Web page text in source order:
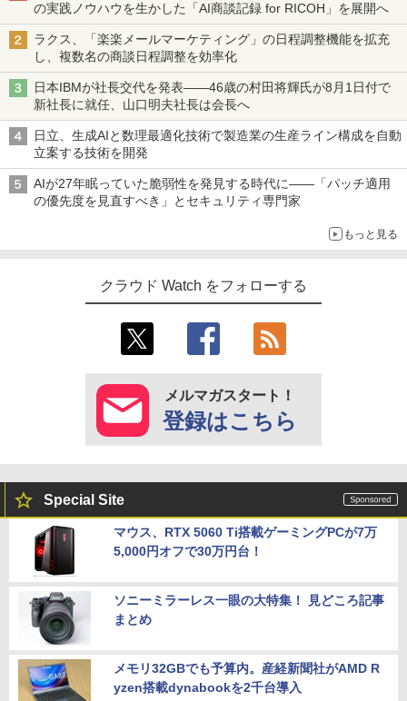
の実践ノウハウを生かした「AI商談記録 for RICOH」を展開へ
ラクス、「楽楽メールマーケティング」の日程調整機能を拡充
し、複数名の商談日程調整を効率化
日本IBMが社長交代を発表――46歳の村田将輝氏が8月1日付で
新社長に就任、山口明夫社長は会長へ
日立、生成AIと数理最適化技術で製造業の生産ライン構成を自動
立案する技術を開発
AIが27年眠っていた脆弱性を発見する時代に――「パッチ適用
の優先度を見直すべき」とセキュリティ専門家
もっと見る
クラウド Watch をフォローする
メルマガスタート！
登録はこちら
Special Site
マウス、RTX 5060 Ti搭載ゲーミングPCが7万
5,000円オフで30万円台！
ソニーミラーレス一眼の大特集！ 見どころ記事
まとめ
メモリ32GBでも予算内。産経新聞社がAMD R
yzen搭載dynabookを2千台導入